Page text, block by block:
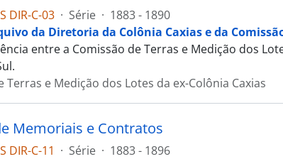
DIR-C-03 · Série · 1883 - 1890
da Diretoria da Colônia Caxias e da
entre a Comissão de Terras e Medição dos
Terras e Medição dos Lotes da ex-Colônia Caxias
Memoriais e Contratos
DIR-C-11 · Série · 1883 - 1896